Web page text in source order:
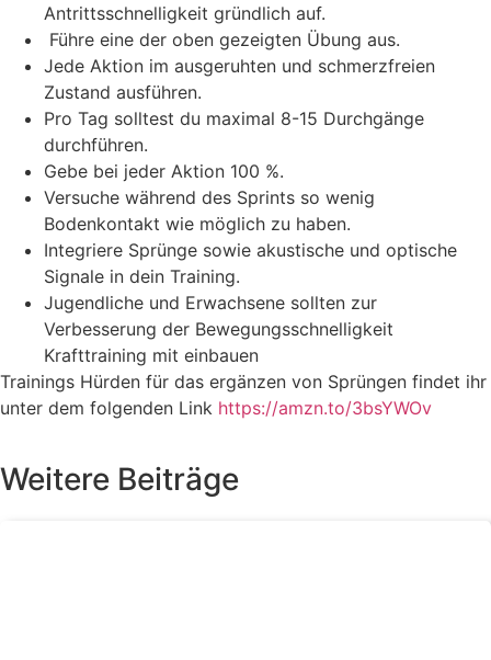
Antrittsschnelligkeit gründlich auf.
Führe eine der oben gezeigten Übung aus.
Jede Aktion im ausgeruhten und schmerzfreien
Zustand ausführen.
Pro Tag solltest du maximal 8-15 Durchgänge
durchführen.
Gebe bei jeder Aktion 100 %.
Versuche während des Sprints so wenig
Bodenkontakt wie möglich zu haben.
Integriere Sprünge sowie akustische und optische
Signale in dein Training.
Jugendliche und Erwachsene sollten zur
Verbesserung der Bewegungsschnelligkeit
Krafttraining mit einbauen
Trainings Hürden für das ergänzen von Sprüngen findet ihr
unter dem folgenden Link https://amzn.to/3bsYWOv
Weitere Beiträge